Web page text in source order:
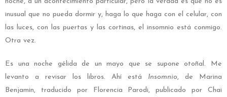
inusual que no pueda dormir y, haga lo que haga con el celular, con
las luces, con las puertas y las cortinas, el insomnio está conmigo.
Otra vez.
Es una noche gélida de un mayo que se supone otoñal. Me
levanto a revisar los libros. Ahí está Insomnio, de Marina
Benjamin, traducido por Florencia Parodi, publicado por Chai